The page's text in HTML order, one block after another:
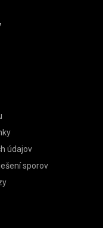
údajov
sporov